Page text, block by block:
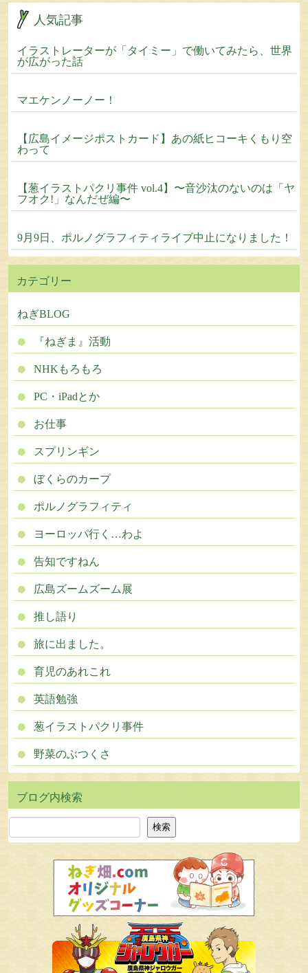
人気記事
イラストレーターが「タイミー」で働いてみたら、世界
が広がった話
マエケンノーノー！
【広島イメージポストカード】あの紙ヒコーキくもり空
わって
【葱イラストパクリ事件 vol.4】〜音沙汰のないのは「ヤ
フオク!」なんだぜ編〜
9月9日、ポルノグラフィティライブ中止になりました！
カテゴリー
ねぎBLOG
『ねぎま』活動
NHKもろもろ
PC・iPadとか
お仕事
スプリンギン
ぼくらのカープ
ポルノグラフィティ
ヨーロッパ行く…わよ
告知ですねん
広島ズームズーム展
推し語り
旅に出ました。
育児のあれこれ
英語勉強
葱イラストパクリ事件
野菜のぶつくさ
検索 検索